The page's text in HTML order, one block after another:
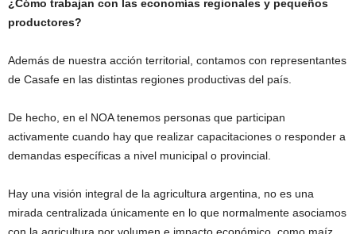
¿Cómo trabajan con las economías regionales y pequeños
productores?
Además de nuestra acción territorial, contamos con representantes
de Casafe en las distintas regiones productivas del país.
De hecho, en el NOA tenemos personas que participan
activamente cuando hay que realizar capacitaciones o responder a
demandas específicas a nivel municipal o provincial.
Hay una visión integral de la agricultura argentina, no es una
mirada centralizada únicamente en lo que normalmente asociamos
con la agricultura por volumen e impacto económico, como maíz,